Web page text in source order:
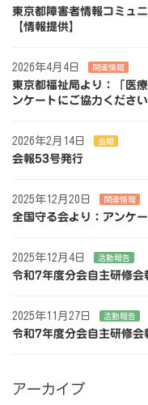
東京都障害者情報コミュ
【情報提供】
2026年4月4日 関連情報
東京都福祉局より：「医
ンケートにご協力ください
2026年2月14日 会報
会報53号発行
2025年12月20日 関連情報
全国守る会より：アンケ
2025年12月4日 活動報告
令和7年度分会自主研修会
2025年11月27日 活動報告
令和7年度分会自主研修会
アーカイブ